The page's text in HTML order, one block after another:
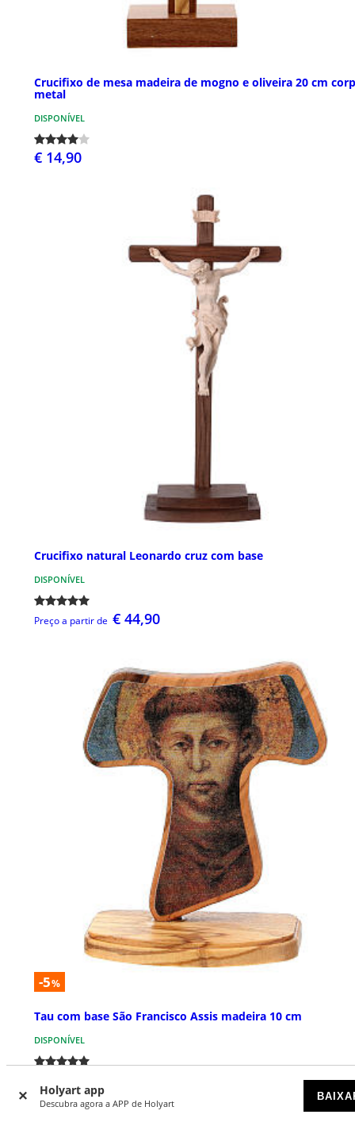
Holyart app
Descubra agora a APP de Holyart
Crucifixo de mesa madeira de mogno e oliveira 20 cm
metal
DISPONÍVEL
€ 14,90
Crucifixo natural Leonardo cruz com base
DISPONÍVEL
Preço a partir de € 44,90
-5%
Tau com base São Francisco Assis madeira 10 cm
DISPONÍVEL